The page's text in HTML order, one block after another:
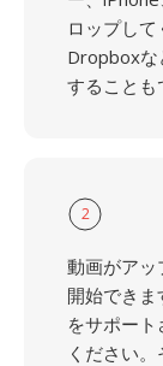
ロップし
Dropboxな
することも
2
動画がアッ
開始でき
をサポー
ください